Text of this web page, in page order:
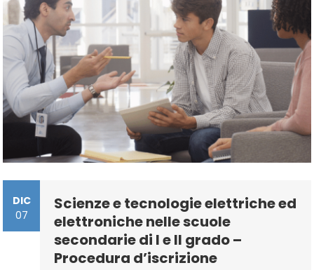
–
Procedura
D’iscrizione
DIC
07
Scienze e tecnologie elettriche ed
elettroniche nelle scuole
secondarie di I e II grado –
Procedura d’iscrizione